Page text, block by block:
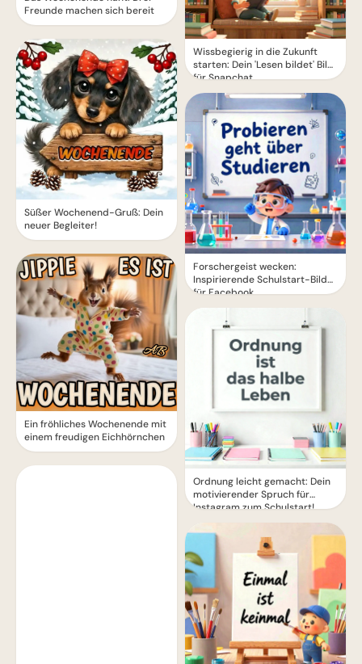
Freunde machen sich bereit
Süßer Wochenend-Gruß: Dein
neuer Begleiter!
Ein fröhliches Wochenende mit
einem freudigen Eichhörnchen
Wissbegierig in die Zukunft
starten: Dein 'Lesen bildet' Bild
für Snapchat
Forschergeist wecken:
Inspirierende Schulstart-Bilder
für Facebook
Ordnung leicht gemacht: Dein
motivierender Spruch für
Instagram zum Schulstart!